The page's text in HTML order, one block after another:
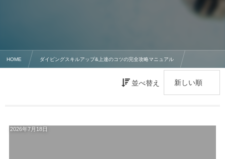
HOME ダイビングスキルアップ&上達のコツの完全攻略マニュアル
並べ替え
2026年7月18日